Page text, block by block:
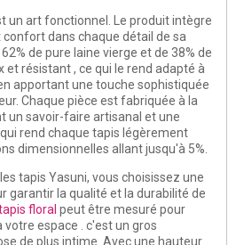
un art fonctionnel. Le produit intègre
dans chaque détail de sa
de pure laine vierge et de 38% de
et résistant , ce qui le rend adapté à
apportant une touche sophistiquée
Chaque pièce est fabriquée à la
un savoir-faire artisanal et une
rend chaque tapis légèrement
dimensionnelles allant jusqu'à 5%.
tapis Yasuni, vous choisissez une
garantir la qualité et la durabilité de
floral peut être mesuré pour
espace . c'est un gros
de plus intime .Avec une hauteur